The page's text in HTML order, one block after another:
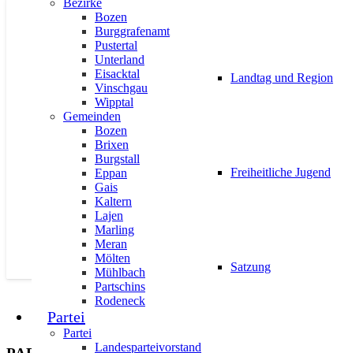
Landtag und Region
Freiheitliche Jugend
Satzung
Bozen
Burggrafenamt
Pustertal
Unterland
Eisacktal
Vinschgau
Wipptal
Gemeinden
Bozen
Brixen
Burgstall
Eppan
Gais
Kaltern
Lajen
Marling
Meran
Mölten
Mühlbach
Partschins
Rodeneck
Partei
Partei
Landesparteivorstand
AKTUELLIMPULS
Impfen: Ja zur Freiwilligkeit,
26. Februar 2021